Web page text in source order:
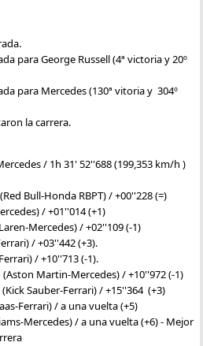
para George Russell (4ª victoria y 20º
para Mercedes (130ª vitoria y 304º
la carrera.
/ 1h 31' 52''688 (199,353 km/h )
Bull-Honda RBPT) / +00''228 (=)
/ +01''014 (+1)
Mercedes) / +02''109 (-1)
/ +03''442 (+3).
/ +10''713 (-1).
Martin-Mercedes) / +10''972 (-1)
Sauber-Ferrari) / +15''364 (+3)
Ferrari) / a una vuelta (+5)
Mercedes) / a una vuelta (+6) - Mejor